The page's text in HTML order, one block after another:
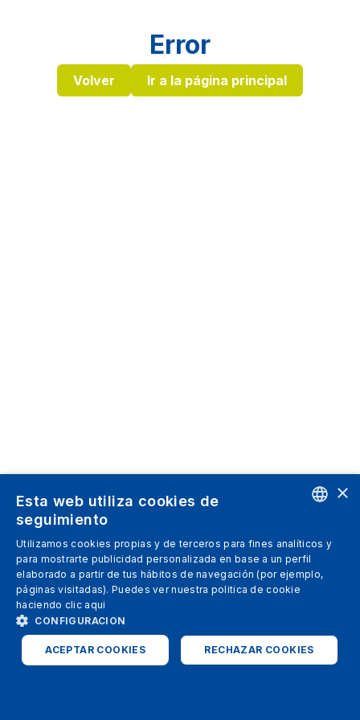
Error
Volver Ir a la página principal
SPANISH
ITALIAN
ENGLISH
×
Esta web utiliza cookies de
seguimiento
Utilizamos cookies propias y de terceros para fines analíticos y
para mostrarte publicidad personalizada en base a un perfil
elaborado a partir de tus hábitos de navegación (por ejemplo,
páginas visitadas). Puedes ver nuestra politica de cookie
haciendo clic aqui
CONFIGURACION
ACEPTAR COOKIES RECHAZAR COOKIES